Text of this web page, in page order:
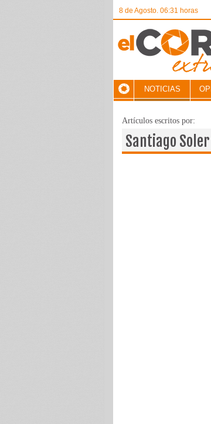
8 de Agosto. 06:31 horas
NOTICIAS
Artículos escritos por:
Santiago